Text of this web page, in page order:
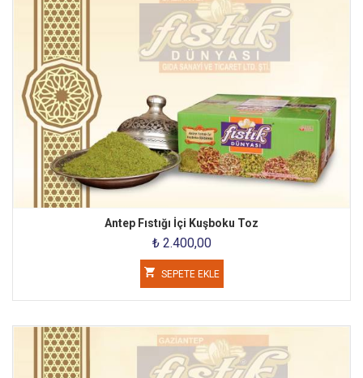
Antep Fıstığı İçi Kuşboku Toz
₺ 2.400,00
SEPETE EKLE